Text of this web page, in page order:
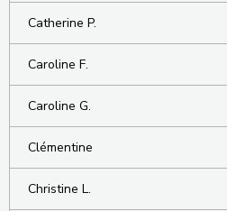
Catherine P.
Caroline F.
Caroline G.
Clémentine
Christine L.